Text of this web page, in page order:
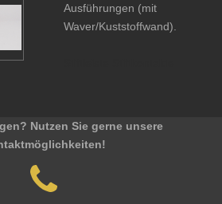
Ausführungen (mit
Waver/Kuststoffwand).
Nutzen Sie gerne unsere